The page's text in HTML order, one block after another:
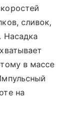
сливок,
Насадка
в массе
на